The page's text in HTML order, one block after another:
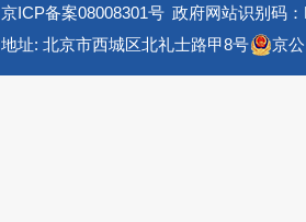
京ICP备案08008301号 政府网站识别码
地址: 北京市西城区北礼士路甲8号
京